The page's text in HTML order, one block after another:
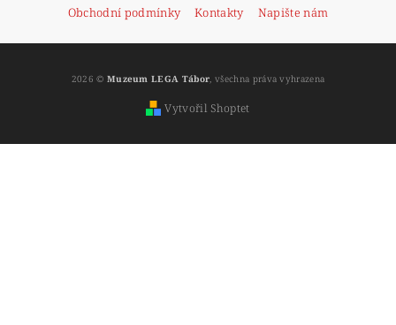
Obchodní podmínky Kontakty Napište nám
2026 © Muzeum LEGA Tábor , všechna práva vyhrazena
Vytvořil Shoptet